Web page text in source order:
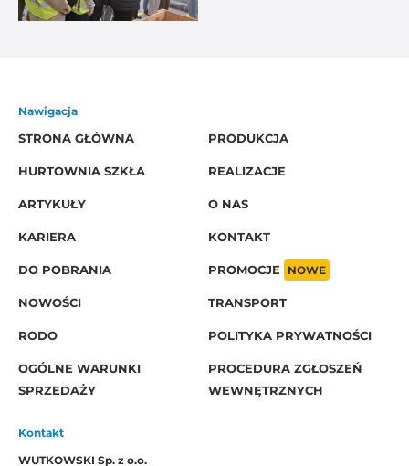
Nawigacja
STRONA GŁÓWNA
PRODUKCJA
HURTOWNIA SZKŁA REALIZACJE
ARTYKUŁY O NAS
KARIERA KONTAKT
DO POBRANIA PROMOCJE NOWE
NOWOŚCI TRANSPORT
RODO POLITYKA PRYWATNOŚCI
OGÓLNE WARUNKI
SPRZEDAŻY
PROCEDURA ZGŁOSZEŃ
WEWNĘTRZNYCH
Kontakt
WUTKOWSKI Sp. z o.o.